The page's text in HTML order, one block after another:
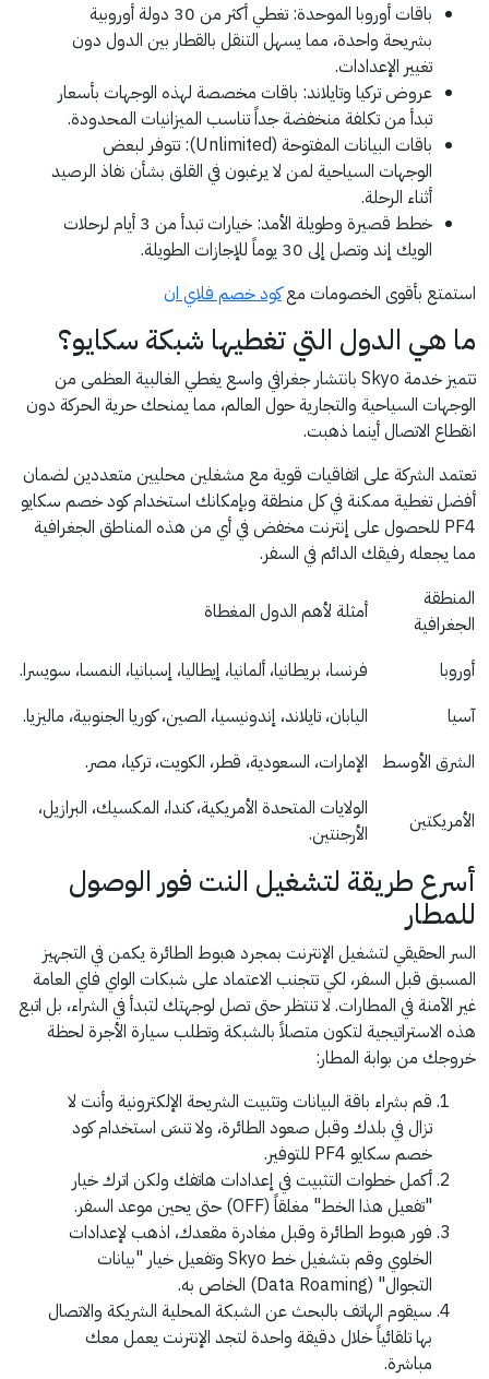
باقات أوروبا الموحدة: تغطي أكثر من 30 دولة أوروبية
بشريحة واحدة، مما يسهل التنقل بالقطار بين الدول دون
تغيير الإعدادات.
عروض تركيا وتايلاند: باقات مخصصة لهذه الوجهات بأسعار
تبدأ من تكلفة منخفضة جداً تناسب الميزانيات المحدودة.
باقات البيانات المفتوحة (Unlimited): تتوفر لبعض
الوجهات السياحية لمن لا يرغبون في القلق بشأن نفاذ الرصيد
أثناء الرحلة.
خطط قصيرة وطويلة الأمد: خيارات تبدأ من 3 أيام لرحلات
الويك إند وتصل إلى 30 يوماً للإجازات الطويلة.
استمتع بأقوى الخصومات معكود خصم فلاي ان
ما هي الدول التي تغطيها شبكة سكايو؟
تتميز خدمة Skyo بانتشار جغرافي واسع يغطي الغالبية العظمى من
الوجهات السياحية والتجارية حول العالم، مما يمنحك حرية الحركة دون
انقطاع الاتصال أينما ذهبت.
تعتمد الشركة على اتفاقيات قوية مع مشغلين محليين متعددين لضمان
أفضل تغطية ممكنة في كل منطقة وبإمكانك استخدام كود خصم سكايو
PF4 للحصول على إنترنت مخفض في أي من هذه المناطق الجغرافية
مما يجعله رفيقك الدائم في السفر.
المنطقة
الجغرافية
أمثلة لأهم الدول المغطاة
أوروبا
فرنسا، بريطانيا، ألمانيا، إيطاليا، إسبانيا، النمسا، سويسرا.
آسيا
اليابان، تايلاند، إندونيسيا، الصين، كوريا الجنوبية، ماليزيا.
الشرق الأوسط
الإمارات، السعودية، قطر، الكويت، تركيا، مصر.
الأمريكتين
الولايات المتحدة الأمريكية، كندا، المكسيك، البرازيل،
الأرجنتين.
أسرع طريقة لتشغيل النت فور الوصول
للمطار
السر الحقيقي لتشغيل الإنترنت بمجرد هبوط الطائرة يكمن في التجهيز
المسبق قبل السفر، لكي تتجنب الاعتماد على شبكات الواي فاي العامة
غير الآمنة في المطارات. لا تنتظر حتى تصل لوجهتك لتبدأ في الشراء، بل اتبع
هذه الاستراتيجية لتكون متصلاً بالشبكة وتطلب سيارة الأجرة لحظة
خروجك من بوابة المطار:
قم بشراء باقة البيانات وتثبيت الشريحة الإلكترونية وأنت لا
تزال في بلدك وقبل صعود الطائرة، ولا تنسَ استخدام كود
خصم سكايو PF4 للتوفير.
أكمل خطوات التثبيت في إعدادات هاتفك ولكن اترك خيار
"تفعيل هذا الخط" مغلقاً (OFF) حتى يحين موعد السفر.
فور هبوط الطائرة وقبل مغادرة مقعدك، اذهب لإعدادات
الخلوي وقم بتشغيل خط Skyo وتفعيل خيار "بيانات
التجوال" (Data Roaming) الخاص به.
سيقوم الهاتف بالبحث عن الشبكة المحلية الشريكة والاتصال
بها تلقائياً خلال دقيقة واحدة لتجد الإنترنت يعمل معك
مباشرة.